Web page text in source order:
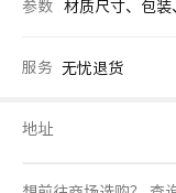
参数 材质尺寸、包
服务 无忧退货
地址